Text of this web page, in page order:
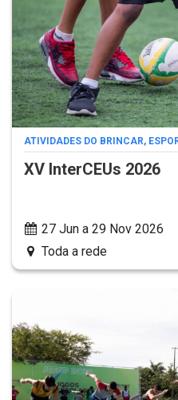
ATIVIDADES DO BRINCAR,
XV InterCEUs 2026
27 Jun a 29 Nov 2026
Toda a rede